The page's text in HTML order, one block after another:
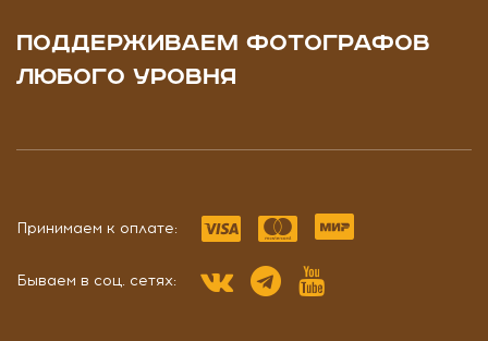
ПОДДЕРЖИВАЕМ ФОТОГРАФОВ
ЛЮБОГО УРОВНЯ
Принимаем к оплате:
Бываем в соц. сетях: